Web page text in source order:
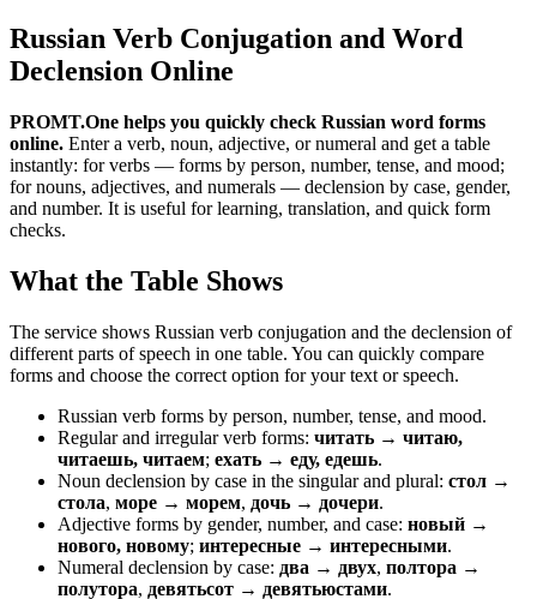
Russian Verb Conjugation and Word
Declension Online
PROMT.One helps you quickly check Russian word forms
online. Enter a verb, noun, adjective, or numeral and get a table
instantly: for verbs — forms by person, number, tense, and mood;
for nouns, adjectives, and numerals — declension by case, gender,
and number. It is useful for learning, translation, and quick form
checks.
What the Table Shows
The service shows Russian verb conjugation and the declension of
different parts of speech in one table. You can quickly compare
forms and choose the correct option for your text or speech.
Russian verb forms by person, number, tense, and mood.
Regular and irregular verb forms: читать → читаю,
читаешь, читаем; ехать → еду, едешь.
Noun declension by case in the singular and plural: стол →
стола, море → морем, дочь → дочери.
Adjective forms by gender, number, and case: новый →
нового, новому; интересные → интересными.
Numeral declension by case: два → двух, полтора →
полутора, девятьсот → девятьюстами.